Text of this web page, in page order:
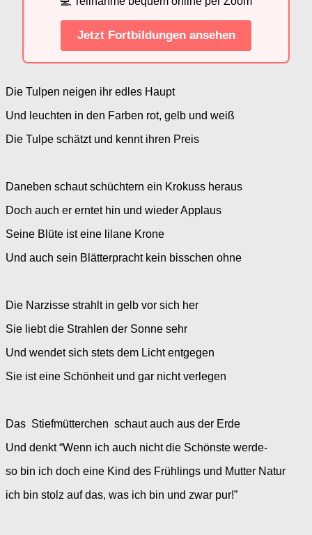
Jetzt Fortbildungen ansehen
Die Tulpen neigen ihr edles Haupt
Und leuchten in den Farben rot, gelb und weiß
Die Tulpe schätzt und kennt ihren Preis
Daneben schaut schüchtern ein Krokuss heraus
Doch auch er erntet hin und wieder Applaus
Seine Blüte ist eine lilane Krone
Und auch sein Blätterpracht kein bisschen ohne
Die Narzisse strahlt in gelb vor sich her
Sie liebt die Strahlen der Sonne sehr
Und wendet sich stets dem Licht entgegen
Sie ist eine Schönheit und gar nicht verlegen
Das Stiefmütterchen schaut auch aus der Erde
Und denkt “Wenn ich auch nicht die Schönste werde-
so bin ich doch eine Kind des Frühlings und Mutter Natur
ich bin stolz auf das, was ich bin und zwar pur!”